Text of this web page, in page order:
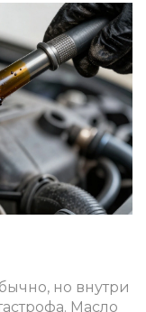
но внутри
Масло